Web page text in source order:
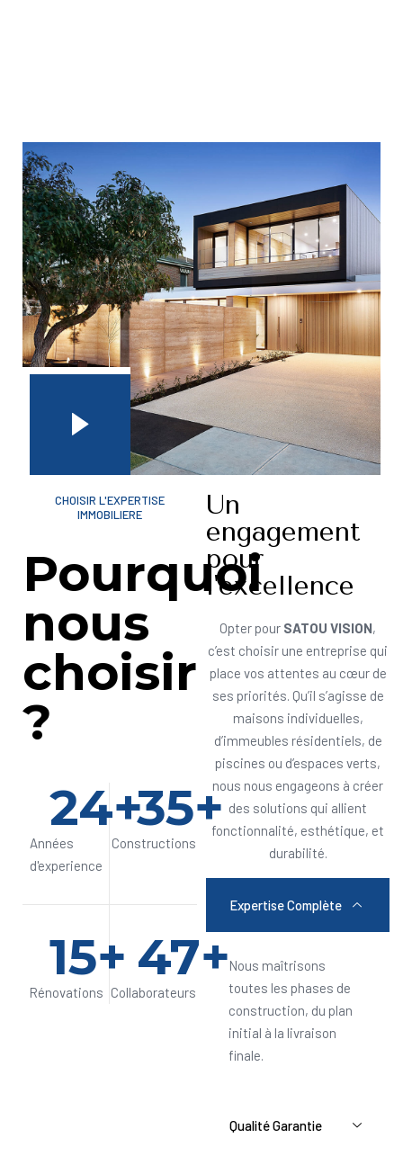
CHOISIR L'EXPERTISE
IMMOBILIERE
Pourquoi
nous
choisir
?
Années
d'experience
24+
Constructions
35+
Rénovations
15+
Collaborateurs
47+
Un
engagement
pour
l'excellence
Opter pour SATOU VISION,
c’est choisir une entreprise qui
place vos attentes au cœur de
ses priorités. Qu’il s’agisse de
maisons individuelles,
d’immeubles résidentiels, de
piscines ou d’espaces verts,
nous nous engageons à créer
des solutions qui allient
fonctionnalité, esthétique, et
durabilité.
Expertise Complète
Nous maîtrisons
toutes les phases de
construction, du plan
initial à la livraison
finale.
Qualité Garantie